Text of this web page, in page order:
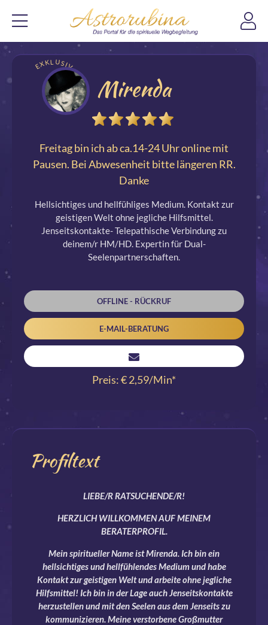
Mirenda
EXKLUSIV
Freitag bin ich ab ca.14-24 Uhr online mit
Pausen. Bei Abwesenheit bitte längeren RR.
Danke
Hellsichtiges und hellfühliges Medium. Kontakt zur
geistigen Welt ohne jegliche Hilfsmittel.
Jenseitskontakte- Telepathische Verbindung zu
deinem/r HM/HD. Expertin für Dual-
Seelenpartnerschaften.
OFFLINE - RÜCKRUF
E-MAIL-BERATUNG
Preis: € 2,59/Min*
Profiltext
LIEBE/R RATSUCHENDE/R!
HERZLICH WILLKOMMEN AUF MEINEM
BERATERPROFIL.
Mein spiritueller Name ist Mirenda. Ich bin ein
hellsichtiges und hellfühlendes Medium und habe
Kontakt zur geistigen Welt und arbeite ohne jegliche
Hilfsmittel! Ich bin in der Lageauch Jenseitskontakte
herzustellen und mit den Seelen aus dem Jenseits zu
kommunizieren. Meine verstorbene Großmutter